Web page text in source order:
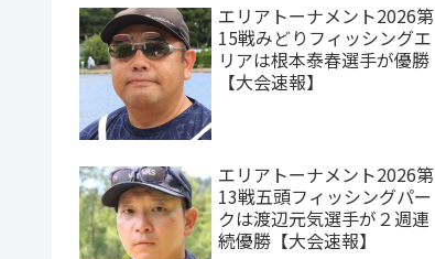
エリアトーナメント2026第
15戦みどりフィッシングエ
リアは根本泰春選手が優勝
【大会速報】
エリアトーナメント2026第
13戦五頭フィッシングパー
クは渡辺元気選手が２週連
続優勝【大会速報】